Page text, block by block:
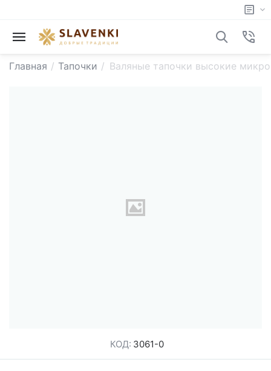
Главная / Тапочки / Валяные тапочки высокие
КОД: 3061-0